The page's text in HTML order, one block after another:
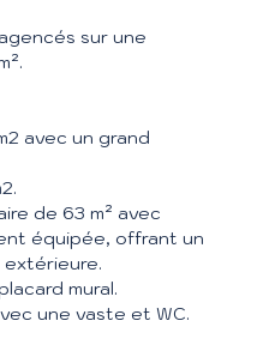
sur une
avec un grand
de 63 m² avec
équipée, offrant un
mural.
une vaste et WC.